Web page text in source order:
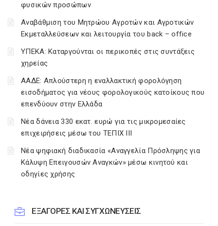
φυσικών προσώπων
Αναβάθμιση του Μητρώου Αγροτών και Αγροτικών
Εκμεταλλεύσεων και λειτουργία του back – office
ΥΠΕΚΑ: Καταργούνται οι περικοπές στις συντάξεις
χηρείας
ΑΑΔΕ: Απλούστερη η εναλλακτική φορολόγηση
εισοδήματος για νέους φορολογικούς κατοίκους που
επενδύουν στην Ελλάδα
Νέα δάνεια 330 εκατ. ευρώ για τις μικρομεσαίες
επιχειρήσεις μέσω του ΤΕΠΙΧ ΙΙΙ
Νέα ψηφιακή διαδικασία «Αναγγελία Πρόσληψης για
Κάλυψη Επειγουσών Αναγκών» μέσω κινητού και
οδηγίες χρήσης
EΞΑΓΟΡΕΣ ΚΑΙ ΣΥΓΧΩΝΕΥΣΕΙΣ